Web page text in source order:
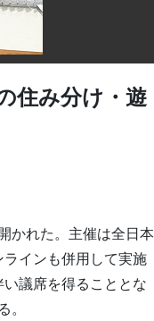
住み分け・遊
かれた。主催は全日本
インも併用して実施
議席を得ることとな
。